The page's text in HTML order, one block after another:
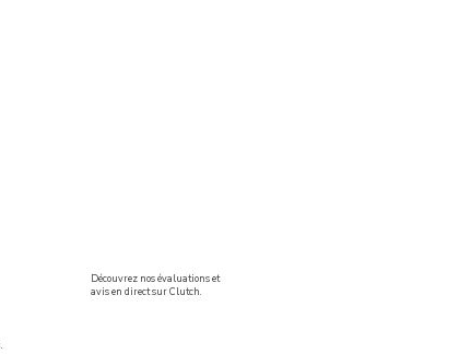
Découvrez nos évaluations et
avis en direct sur Clutch.